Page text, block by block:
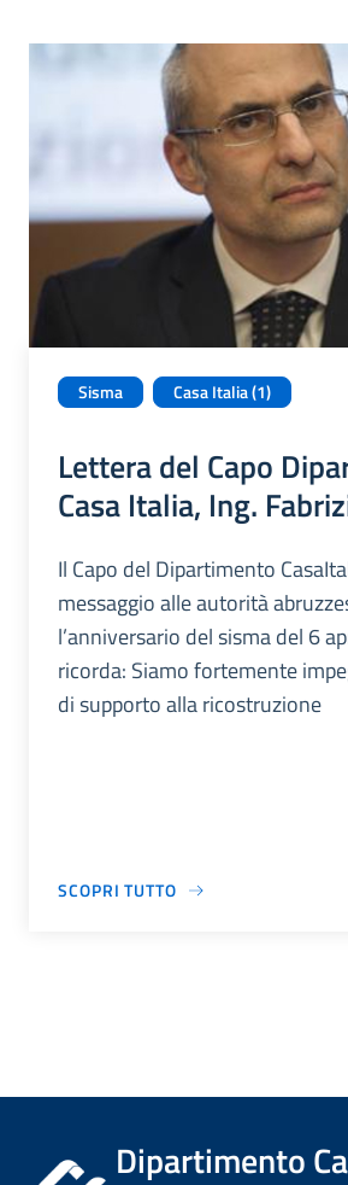
Sisma Casa Italia (1)
Lettera del Capo
Casa Italia, Ing.
Il Capo del Dipartimento
messaggio alle autorità
l’anniversario del sisma del 6
ricorda: Siamo fortemente
di supporto alla ricostruzione
SCOPRI TUTTO
Dipartimento